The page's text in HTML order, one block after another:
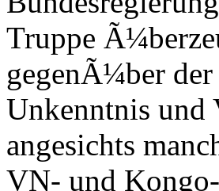
Truppe
gegenÃ¼ber
Unkenntnis und
angesichts
VN- und